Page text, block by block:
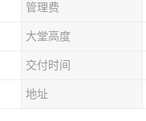
管理费
大堂高度
交付时间
地址